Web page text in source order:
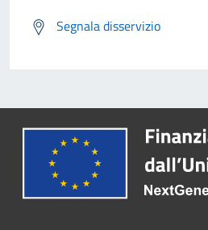
Segnala disservizio